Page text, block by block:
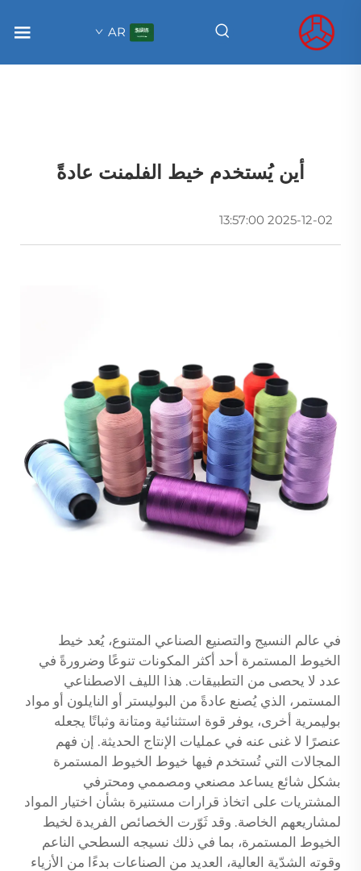
AR
أين يُستخدم خيط الفلمنت عادةً
2025-12-02 13:57:00
في عالم النسيج والتصنيع الصناعي المتنوع، يُعد خيط
الخيوط المستمرة أحد أكثر المكونات تنوعًا وضرورةً في
عدد لا يحصى من التطبيقات. هذا الليف الاصطناعي
المستمر، الذي يُصنع عادةً من البوليستر أو النايلون أو مواد
بوليمرية أخرى، يوفر قوة استثنائية ومتانة وثباتًا يجعله
عنصرًا لا غنى عنه في عمليات الإنتاج الحديثة. إن فهم
المجالات التي تُستخدم فيها خيوط الخيوط المستمرة
بشكل شائع يساعد مصنعي ومصممي ومحترفي
المشتريات على اتخاذ قرارات مستنيرة بشأن اختيار المواد
لمشاريعهم الخاصة. وقد ثَوّرت الخصائص الفريدة لخيط
الخيوط المستمرة، بما في ذلك نسيجه السطحي الناعم
وقوته الشدّية العالية، العديد من الصناعات بدءًا من الأزياء